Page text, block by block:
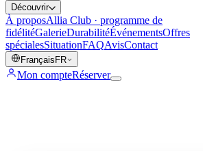
Découvrir
À proposAllia Club · programme de
fidélitéGalerieDurabilitéÉvénementsOffres
spécialesSituationFAQAvisContact
Français FR
Mon compteRéserver